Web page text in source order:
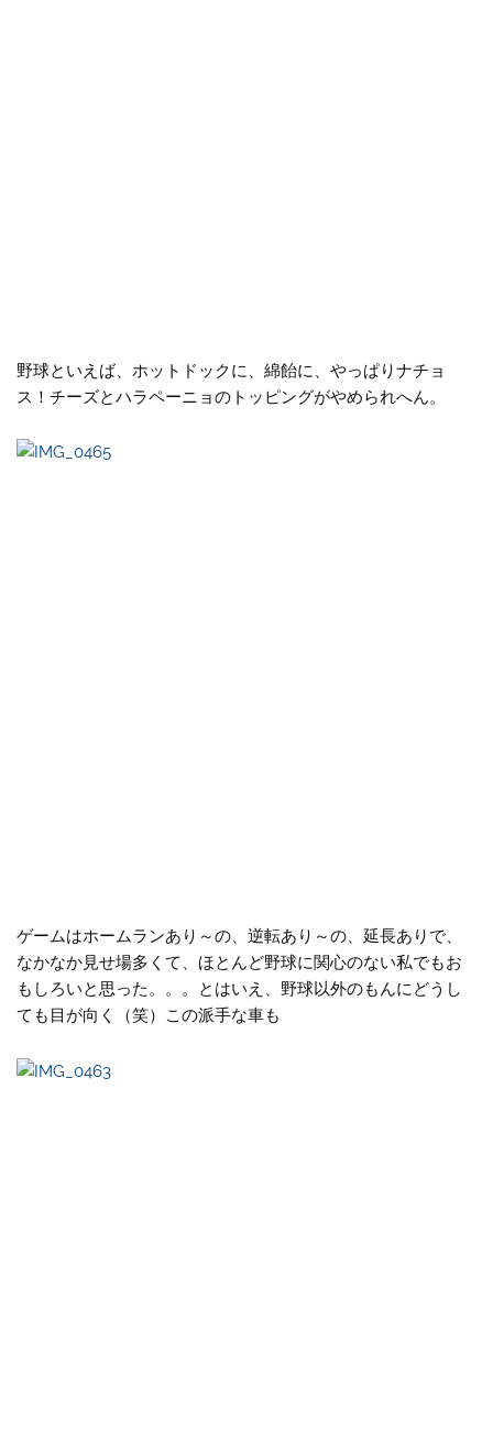
野球といえば、ホットドックに、綿飴に、やっぱりナチョ
ス！チーズとハラペーニョのトッピングがやめられへん。
ゲームはホームランあり～の、逆転あり～の、延長ありで、
なかなか見せ場多くて、ほとんど野球に関心のない私でもお
もしろいと思った。。。とはいえ、野球以外のもんにどうし
ても目が向く（笑）この派手な車も